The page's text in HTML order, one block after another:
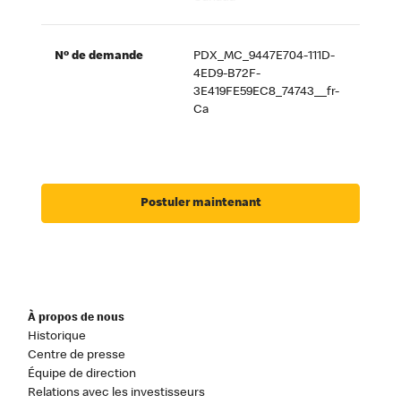
Nº de demande
PDX_MC_9447E704-111D-
4ED9-B72F-
3E419FE59EC8_74743__fr-
Ca
Postuler maintenant
À propos de nous
Historique
Centre de presse
Équipe de direction
Relations avec les investisseurs